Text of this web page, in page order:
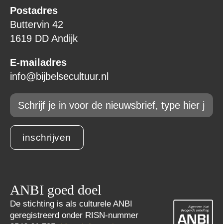
Postadres
Buttervin 42
1619 DD Andijk
E-mailadres
info@bijbelsecultuur.nl
Email
inschrijven
ANBI goed doel
De stichting is als culturele ANBI
geregistreerd onder RISN-nummer